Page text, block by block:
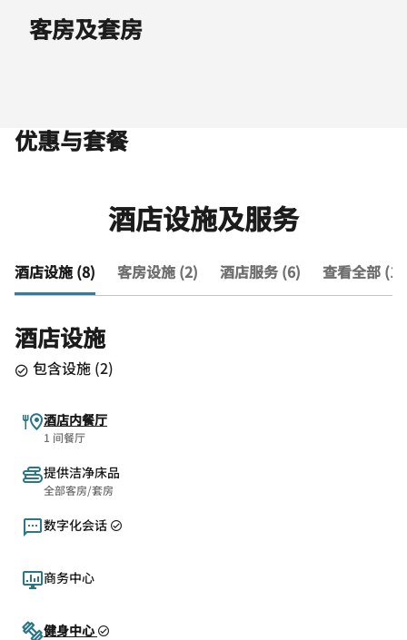
客房及套房
优惠与套餐
酒店设施及服务
酒店设施 (8) 客房设施 (2) 酒店服务 (6) 查看全部
酒店设施
包含设施 (2)
酒店内餐厅
1 间餐厅
提供洁净床品
全部客房/套房
数字化会话
商务中心
健身中心